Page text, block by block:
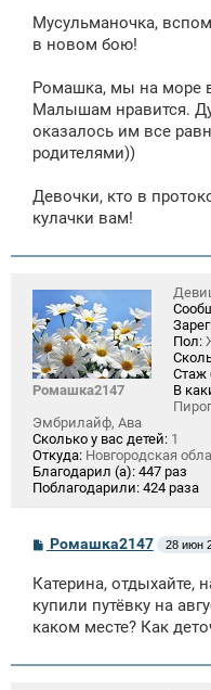
и
е
Мусульманочка,
в новом бою!
Ромашка, мы на море
Малышам нравится.
оказалось им все
родителями))
Девочки, кто в
кулачки вам!
Ромашка2147
Пол:
Стаж
В
Эмбрилайф, Ава
Сколько у вас детей: 1
Откуда: Новгородская
Благодарил (а): 447 раз
Поблагодарили: 424 раза
С
о
б
щ
е
н
е
Ромашка2147 28 июн
Катерина, отдыхайте,
купили путёвку на
каком месте? Как